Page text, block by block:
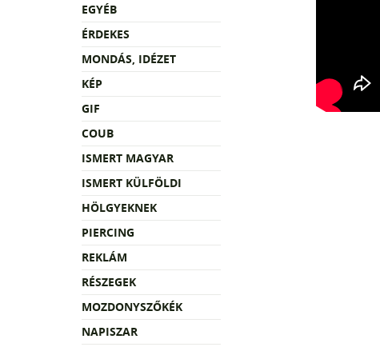
EGYÉB
ÉRDEKES
MONDÁS, IDÉZET
KÉP
GIF
COUB
ISMERT MAGYAR
ISMERT KÜLFÖLDI
HÖLGYEKNEK
PIERCING
REKLÁM
RÉSZEGEK
MOZDONYSZŐKÉK
NAPISZAR